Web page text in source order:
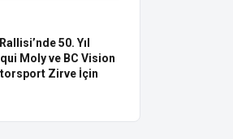
50. Yıl
Moly ve BC Vision
Zirve İçin